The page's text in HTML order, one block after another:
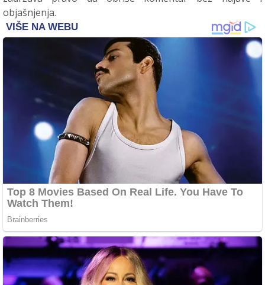
objašnjenja.